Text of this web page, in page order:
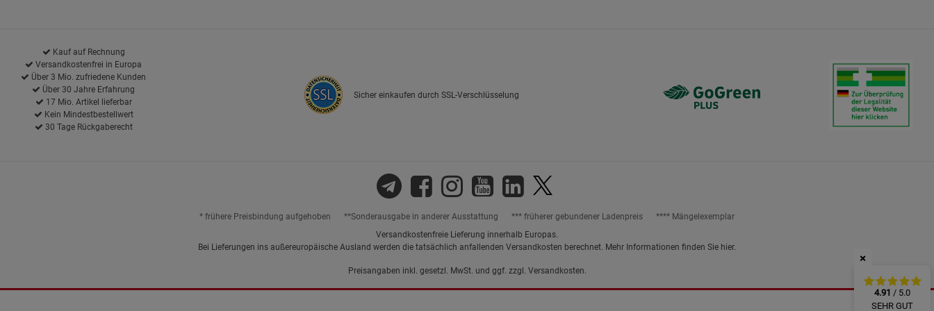
×
4.91 / 5.0
SEHR GUT
Kauf auf Rechnung
Versandkostenfrei in Europa
Über 3 Mio. zufriedene Kunden
Über 30 Jahre Erfahrung
17 Mio. Artikel lieferbar
Kein Mindestbestellwert
30 Tage Rückgaberecht
Sicher einkaufen durch SSL-Verschlüsselung
* frühere Preisbindung aufgehoben **Sonderausgabe in anderer Ausstattung *** früherer gebundener Ladenpreis
**** Mängelexemplar
Versandkostenfreie Lieferung innerhalb Europas.
Bei Lieferungen ins außereuropäische Ausland werden die tatsächlich anfallenden Versandkosten berechnet. Mehr Informationen finden Sie hier.
Preisangaben inkl. gesetzl. MwSt. und ggf. zzgl. Versandkosten.